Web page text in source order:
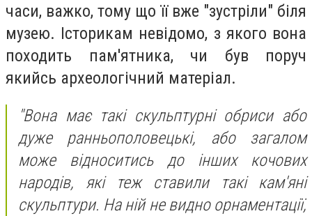
часи, важко, тому що її вже "зустріли" біля
музею. Історикам невідомо, з якого вона
походить пам'ятника, чи був поруч
якийсь археологічний матеріал.
"Вона має такі скульптурні обриси або
дуже ранньополовецькі, або загалом
може відноситись до інших кочових
народів, які теж ставили такі кам'яні
скульптури. На ній не видно орнаментації,